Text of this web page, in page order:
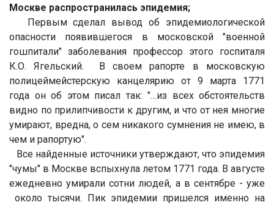
Москве распространилась эпидемия;
Первым сделал вывод об эпидемиологической
опасности появившегося в московской "военной
гошпитали" заболевания профессор этого госпиталя
К.О. Ягельский. В своем рапорте в московскую
полицеймейстерскую канцелярию от 9 марта 1771
года он об этом писал так: "…из всех обстоятельств
видно по прилипчивости к другим, и что от нея многие
умирают, вредна, о сем никакого сумнения не имею, в
чем и рапортую".
Все найденные источники утверждают, что эпидемия
"чумы" в Москве вспыхнула летом 1771 года. В августе
ежедневно умирали сотни людей, а в сентябре - уже
около тысячи. Пик эпидемии пришелся именно на